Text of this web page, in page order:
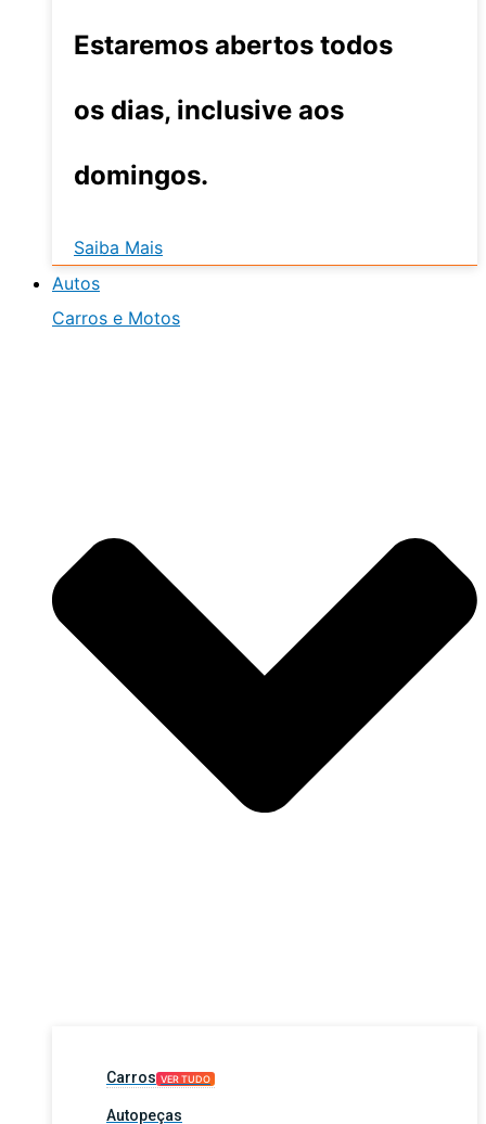
Estaremos abertos todos
os dias, inclusive aos
domingos.
Saiba Mais
Autos
Carros e Motos
Carros VER TUDO
Autopeças